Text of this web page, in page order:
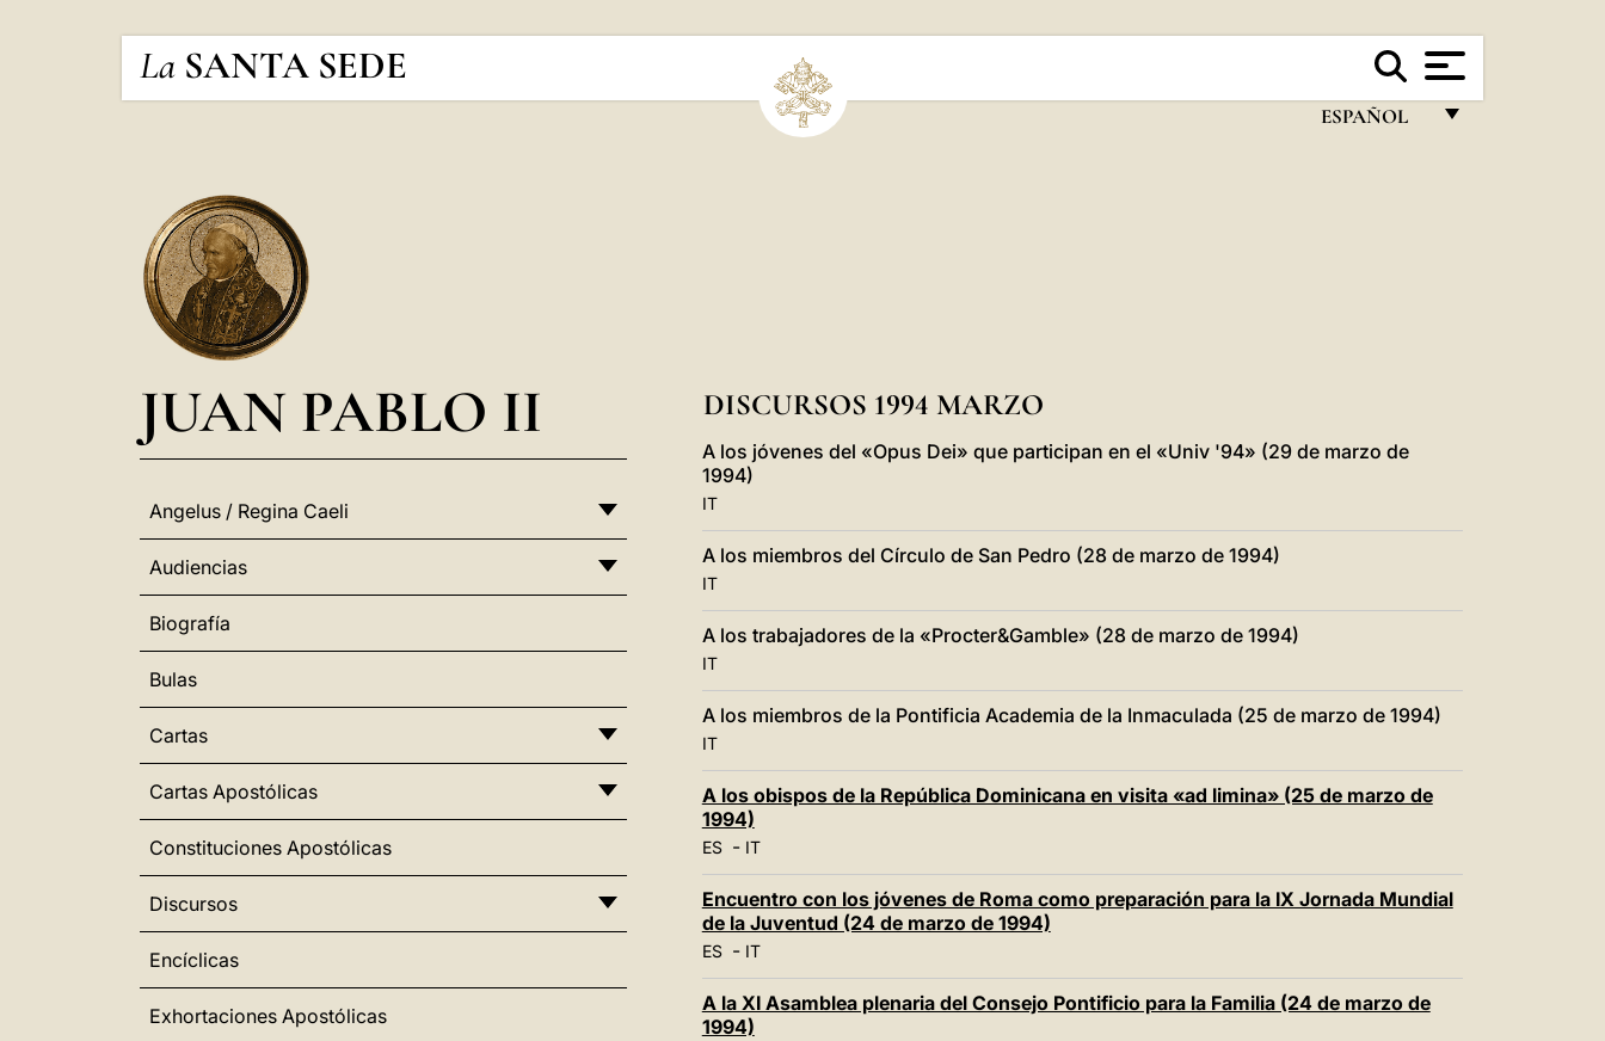
La SANTA SEDE
ESPAÑOL
POLSKI
中文
JUAN PABLO II
Angelus / Regina Caeli
Audiencias
Biografía
Bulas
Cartas
Cartas Apostólicas
Constituciones Apostólicas
Discursos
Encíclicas
Exhortaciones Apostólicas
DISCURSOS 1994 MARZO
A los jóvenes del «Opus Dei» que participan en el «Univ '94» (29 de marzo de
1994)
IT
A los miembros del Círculo de San Pedro (28 de marzo de 1994)
IT
A los trabajadores de la «Procter&Gamble» (28 de marzo de 1994)
IT
A los miembros de la Pontificia Academia de la Inmaculada (25 de marzo de 1994)
IT
A los obispos de la República Dominicana en visita «ad limina» (25 de marzo de
1994)
ES- IT
Encuentro con los jóvenes de Roma como preparación para la IX Jornada Mundial
de la Juventud (24 de marzo de 1994)
ES- IT
A la XI Asamblea plenaria del Consejo Pontificio para la Familia (24 de marzo de
1994)